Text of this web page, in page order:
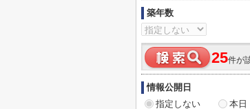
築年数
25件が
情報公開日
指定しない
本日